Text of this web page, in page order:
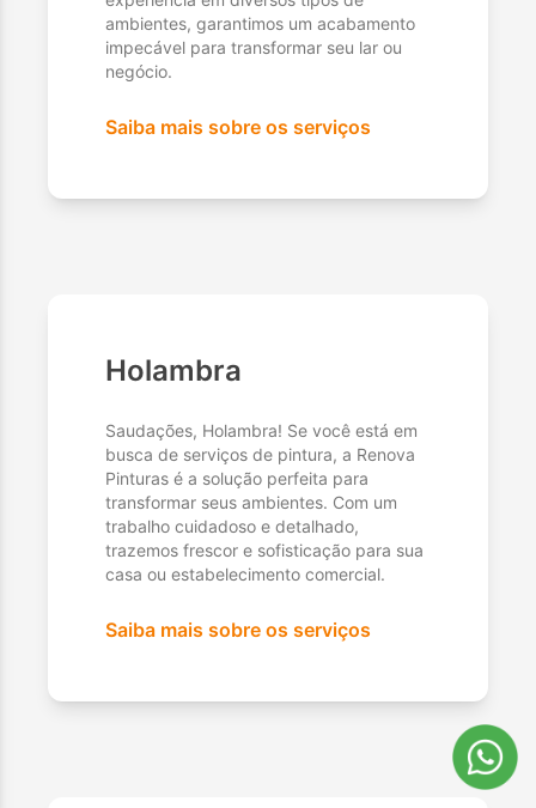
ambientes, garantimos um acabamento
impecável para transformar seu lar ou
negócio.
Saiba mais sobre os serviços
Holambra
Saudações, Holambra! Se você está em
busca de serviços de pintura, a Renova
Pinturas é a solução perfeita para
transformar seus ambientes. Com um
trabalho cuidadoso e detalhado,
trazemos frescor e sofisticação para sua
casa ou estabelecimento comercial.
Saiba mais sobre os serviços